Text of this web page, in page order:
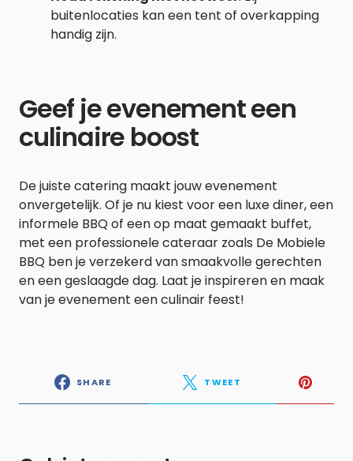
buitenlocaties kan een tent of overkapping
handig zijn.
Geef je evenement een
culinaire boost
De juiste catering maakt jouw evenement
onvergetelijk. Of je nu kiest voor een luxe diner, een
informele BBQ of een op maat gemaakt buffet,
met een professionele cateraar zoals De Mobiele
BBQ ben je verzekerd van smaakvolle gerechten
en een geslaagde dag. Laat je inspireren en maak
van je evenement een culinair feest!
SHARE TWEET